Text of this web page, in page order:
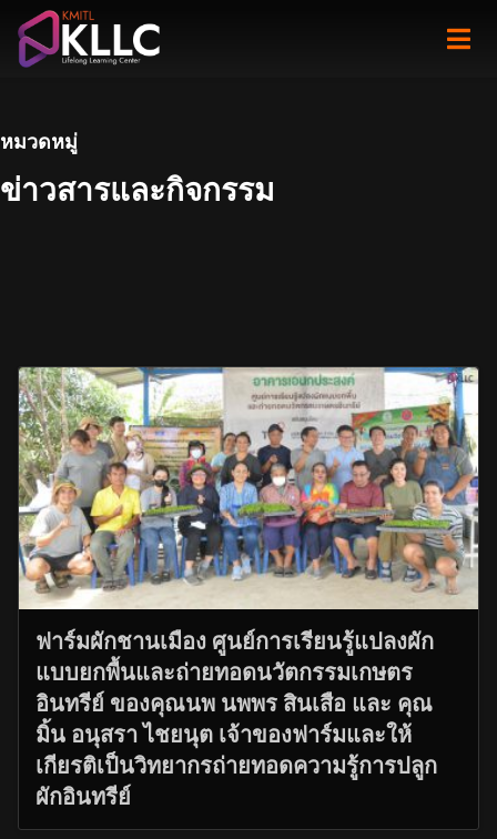
content
หมวดหมู่
ข่าวสารและกิจกรรม
ฟาร์มผักชานเมือง ศูนย์การเรียนรู้แปลงผัก
แบบยกพื้นและถ่ายทอดนวัตกรรมเกษตร
อินทรีย์ ของคุณนพ นพพร สินเสือ และ คุณ
มิ้น อนุสรา ไชยนุต เจ้าของฟาร์มและให้
เกียรติเป็นวิทยากรถ่ายทอดความรู้การปลูก
ผักอินทรีย์